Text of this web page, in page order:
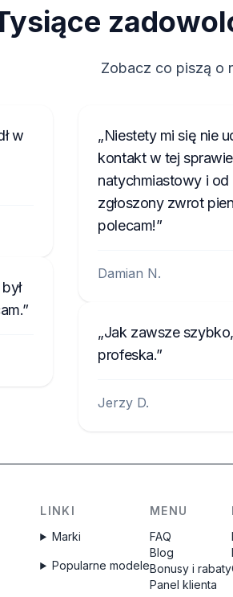
Zobacz co piszą o
w
Niestety mi się nie
kontakt w tej sprawie
natychmiastowy i od
zgłoszony zwrot
polecam!
Damian N.
Jak zawsze szybko,
profeska.
Jerzy D.
LINKI
Marki
Popularne modele
MENU
FAQ
Blog
Bonusy i rabaty
Panel klienta